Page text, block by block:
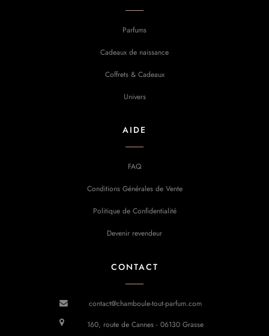
Parfums
Cadeaux de naissance
Coffrets & Cadeaux
Univers
AIDE
FAQ
Conditions Générales de Vente
Politique de Confidentialité
Devenir revendeur
CONTACT
contact@chamboule-tout-parfum.com
160, route de Cannes - 06130 Grasse